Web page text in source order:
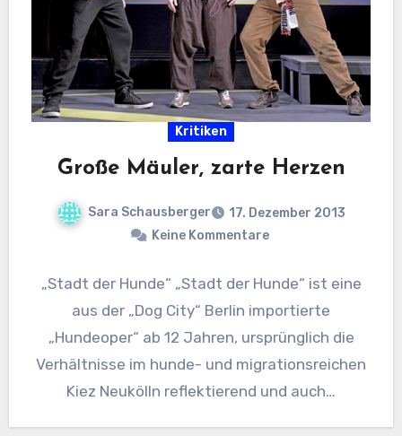
Kritiken
Große Mäuler, zarte Herzen
Sara Schausberger
17. Dezember 2013
Keine Kommentare
„Stadt der Hunde“ „Stadt der Hunde“ ist eine
aus der „Dog City“ Berlin importierte
„Hundeoper“ ab 12 Jahren, ursprünglich die
Verhältnisse im hunde- und migrationsreichen
Kiez Neukölln reflektierend und auch…